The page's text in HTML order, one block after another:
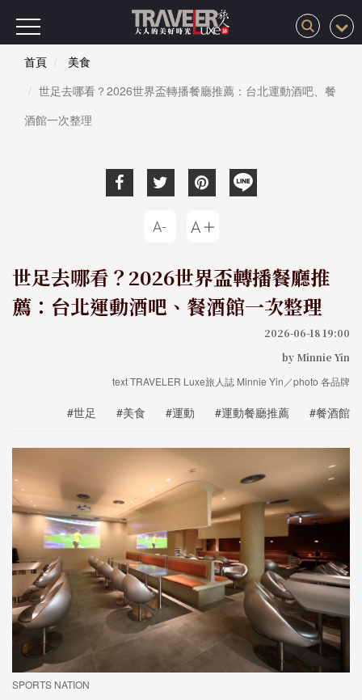
首頁
美食
世足去哪看？2026世界盃轉播餐廳推薦：台北運動酒吧、餐
酒館一次整理
世足去哪看？2026世界盃轉播餐廳推
薦：台北運動酒吧、餐酒館一次整理
2026-06-18 19:00
by Minnie Yin
text TRAVELER Luxe旅人誌 Minnie Yin／photo 各品牌
#世足 #美食 #運動 #運動餐廳推薦 #餐酒館
SPORTS NATION